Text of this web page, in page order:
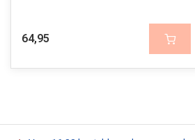
64,95